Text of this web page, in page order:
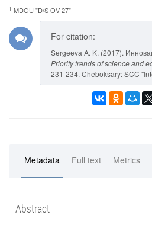
1 MDOU "D/S OV 27"
For citation:
Sergeeva A. K. (2017).
Priority trends of science and
231-234. Cheboksary: SCC
Metadata Full text Metrics
Abstract